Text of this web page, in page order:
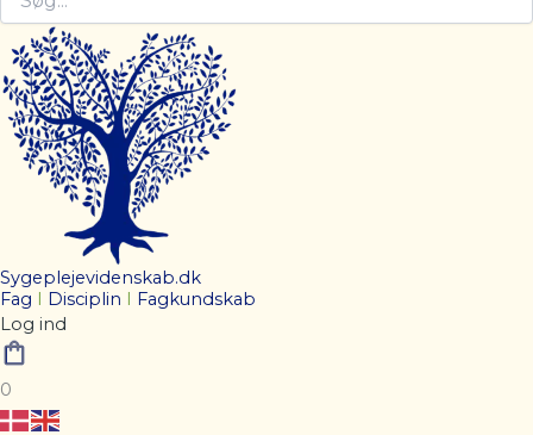
Sygeplejevidenskab.dk
Fag
Disciplin
Fagkundskab
Log ind
0